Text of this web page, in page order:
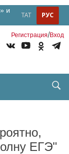
и
РУС
ТАТ
Регистрация/Вход
ЕГЭ"